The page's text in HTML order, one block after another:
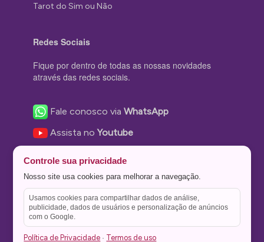
Tarot do Sim ou Não
Redes Sociais
Fique por dentro de todas as nossas novidades
através das redes sociais.
Fale conosco viaWhatsApp
Assista noYoutube
Nos siga no Instagram
Nos siga noTwitter
Salve no
Controle sua privacidade
Nosso site usa cookies para melhorar a navegação.
Usamos cookies para compartilhar dados de análise,
publicidade, dados de usuários e personalização de anúncios
com o Google.
Política de Privacidade · Termos de uso